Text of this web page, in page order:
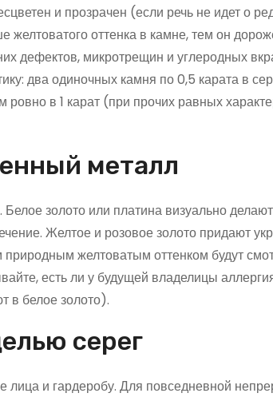
и прозрачен (если речь не идет о
оттенка в камне, тем он
дефектов, микротрещин и углеродных
два одиночных камня по 0,5 карата в
в 1 карат (при прочих равных
металл
золото или платина визуально делают
Желтое и розовое золото придают
желтоватым оттенком будут
есть ли у будущей владелицы
в белое золото).
серег
лица и гардеробу. Для повседневной